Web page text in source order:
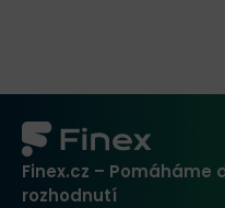
Finex.cz –
rozhodnutí